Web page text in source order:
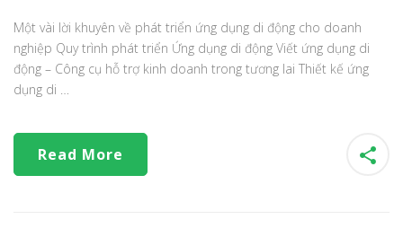
Một vài lời khuyên về phát triển ứng dụng di động cho doanh
nghiệp Quy trình phát triển Ứng dụng di động Viết ứng dụng di
động – Công cụ hỗ trợ kinh doanh trong tương lai Thiết kế ứng
dụng di …
Read More